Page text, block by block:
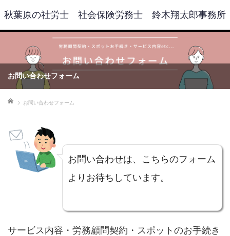
秋葉原の社労士 社会保険労務士 鈴木翔太郎事務所
お問い合わせフォーム
ホーム お問い合わせフォーム
お問い合わせは、こちらのフォーム
よりお待ちしています。
サービス内容・労務顧問契約・スポットのお手続き